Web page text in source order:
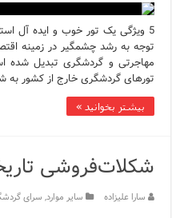
5 ویژگی یک تور خوب و ایده آل
توجه به رشد چشمگیر در زمینه
مهاجرتی و گردشگری تبدیل شده
تورهای گردشگری خارج از کشور به
بیشتر بخوانید »
شکلات‌فروشی
سارا علیزاده سایر موارد, سرای